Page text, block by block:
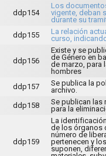
ddp154
Los
vigente, deban
durante su
ddp155
La relación
curso,
ddp156
Existe y se
de Género en
de marzo, para
hombres
ddp157
Se publica la
archivo.
ddp158
Se publican las
para la
ddp159
La
de los órganos
número de
pertenecen y
suponen,